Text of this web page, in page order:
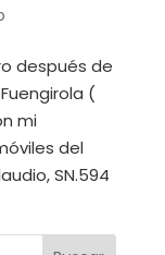
después de
(
mi
del
SN.594